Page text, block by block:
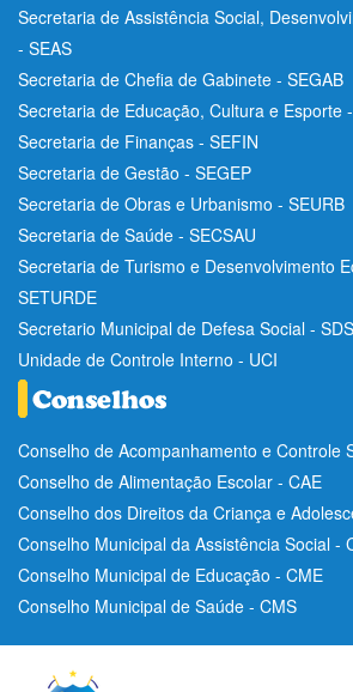
Secretaria de Assistência Social,
- SEAS
Secretaria de Chefia de Gabinete - SEGAB
Secretaria de Educação, Cultura e Esporte
Secretaria de Finanças - SEFIN
Secretaria de Gestão - SEGEP
Secretaria de Obras e Urbanismo - SEURB
Secretaria de Saúde - SECSAU
Secretaria de Turismo e Desenvolvimento
SETURDE
Secretario Municipal de Defesa Social - SDS
Unidade de Controle Interno - UCI
Conselho de Acompanhamento e Controle
Conselho de Alimentação Escolar - CAE
Conselho dos Direitos da Criança e
Conselho Municipal da Assistência Social -
Conselho Municipal de Educação - CME
Conselho Municipal de Saúde - CMS